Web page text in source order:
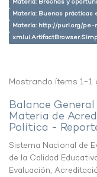
Materia: Brechas y
Materia: Buenas prácticas
Materia: http://purl.org/pe-
Mostrando ítems 1-1
Balance
Materia de
Política -
Sistema Nacional de
de la Calidad
Evaluación,